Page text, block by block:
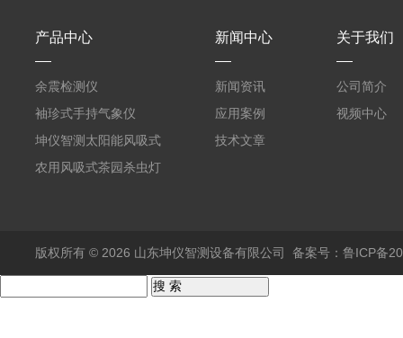
产品中心
余震检测仪
袖珍式手持气象仪
坤仪智测太阳能风吸式
杀虫灯
农用风吸式茶园杀虫灯
新闻中心
新闻资讯
应用案例
技术文章
关于我们
公司简介
视频中心
版权所有 © 2026 山东坤仪智测设备有限公司 备案号：鲁ICP备